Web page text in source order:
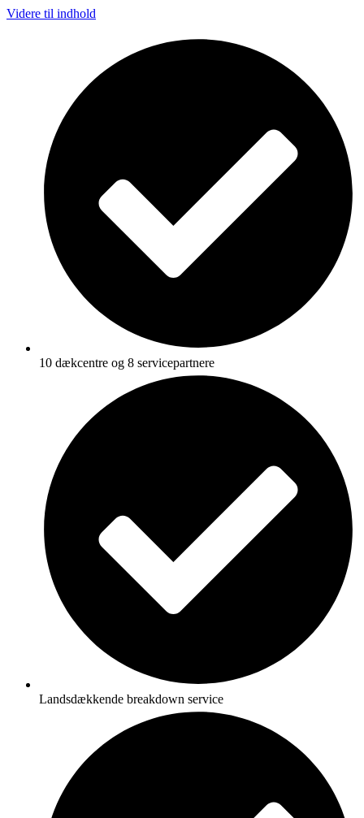
Videre til indhold
10 dækcentre og 8 servicepartnere
Landsdækkende breakdown service